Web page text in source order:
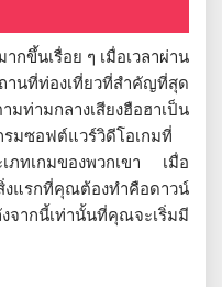
กขึ้นเรื่อย ๆ เมื่อเวลาผ่าน
านที่ท่องเที่ยวที่สำคัญที่สุด
ามกลางเสียงฮือฮาเป็น
มซอฟต์แวร์วิดีโอเกมที่
ภทเกมของพวกเขา เมื่อ
รกที่คุณต้องทำคือดาวน์
ากนี้เท่านั้นที่คุณจะเริ่มมี